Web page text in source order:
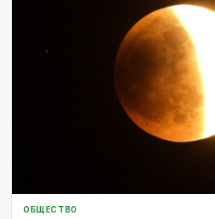
ОБЩЕСТВО